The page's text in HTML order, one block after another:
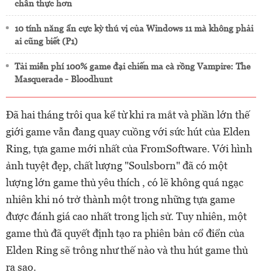
chân thực hơn
10 tính năng ẩn cực kỳ thú vị của Windows 11 mà không phải
ai cũng biết (P1)
Tải miễn phí 100% game đại chiến ma cà rồng Vampire: The
Masquerade - Bloodhunt
Đã hai tháng trôi qua kể từ khi ra mắt và phần lớn thế
giới game vẫn đang quay cuồng với sức hút của Elden
Ring, tựa game mới nhất của FromSoftware. Với hình
ảnh tuyệt đẹp, chất lượng "Soulsborn" đã có một
lượng lớn game thủ yêu thích , có lẽ không quá ngạc
nhiên khi nó trở thành một trong những tựa game
được đánh giá cao nhất trong lịch sử. Tuy nhiên, một
game thủ đã quyết định tạo ra phiên bản cổ điển của
Elden Ring sẽ trông như thế nào và thu hút game thủ
ra sao.